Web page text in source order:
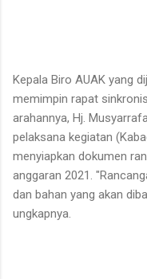
Kepala Biro AUAK yang
memimpin rapat
arahannya, Hj.
pelaksana kegiatan
menyiapkan dokumen
anggaran 2021.
dan bahan yang akan
ungkapnya.